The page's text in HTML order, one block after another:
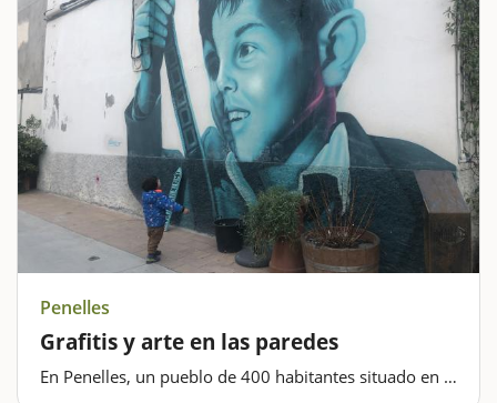
Penelles
Grafitis y arte en las paredes
En Penelles, un pueblo de 400 habitantes situado en la